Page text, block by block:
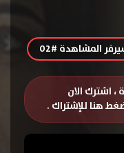
المشاهدة #02
، اشترك الان
هنا للإشتراك .